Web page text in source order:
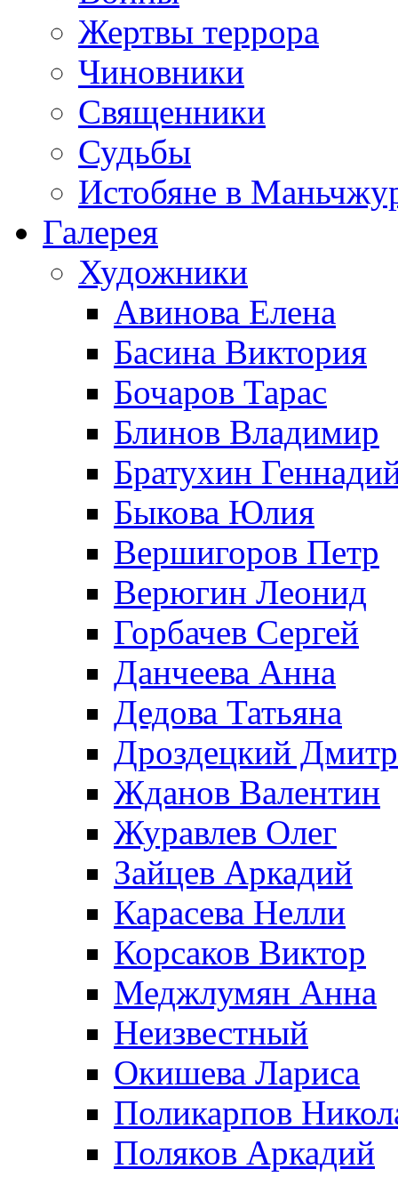
Жертвы террора
Чиновники
Священники
Судьбы
Истобяне в
Галерея
Художники
Авинова Елена
Басина Виктория
Бочаров Тарас
Блинов Владимир
Братухин
Быкова Юлия
Вершигоров Петр
Верюгин Леонид
Горбачев Сергей
Данчеева Анна
Дедова Татьяна
Дроздецкий
Жданов Валентин
Журавлев Олег
Зайцев Аркадий
Карасева Нелли
Корсаков Виктор
Меджлумян Анна
Неизвестный
Окишева Лариса
Поликарпов
Поляков Аркадий